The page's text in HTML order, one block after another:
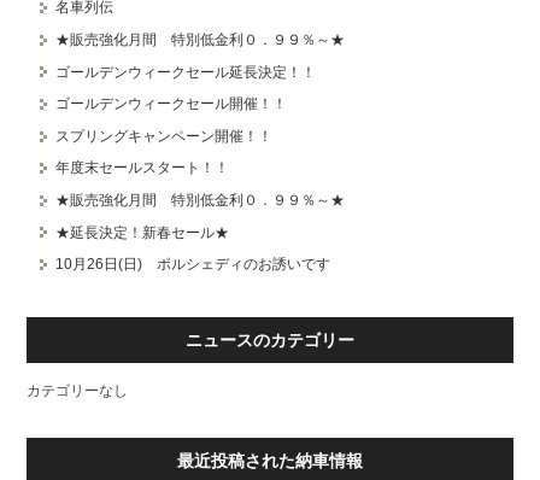
ホーム T.U.C.GROUP
名車列伝
★販売強化月間 特別低金利０．９９％～★
ゴールデンウィークセール延長決定！！
ゴールデンウィークセール開催！！
スプリングキャンペーン開催！！
年度末セールスタート！！
★販売強化月間 特別低金利０．９９％～★
★延長決定！新春セール★
10月26日(日) ポルシェディのお誘いです
ニュースのカテゴリー
カテゴリーなし
最近投稿された納車情報